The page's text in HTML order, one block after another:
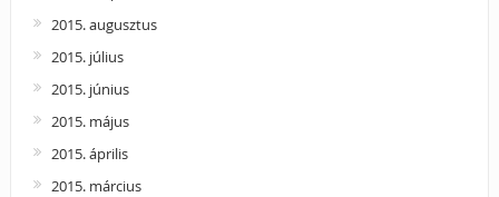
2015. augusztus
2015. július
2015. június
2015. május
2015. április
2015. március